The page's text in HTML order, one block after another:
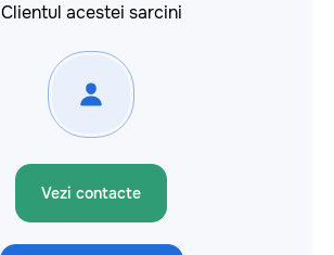
Clientul acestei sarcini
Vezi contacte